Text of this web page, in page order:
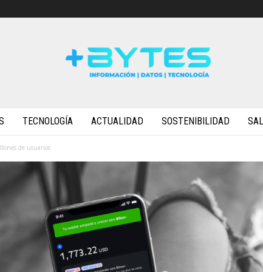
TECNOLOGÍA ACTUALIDAD SOSTENIBILIDAD
de usuarios